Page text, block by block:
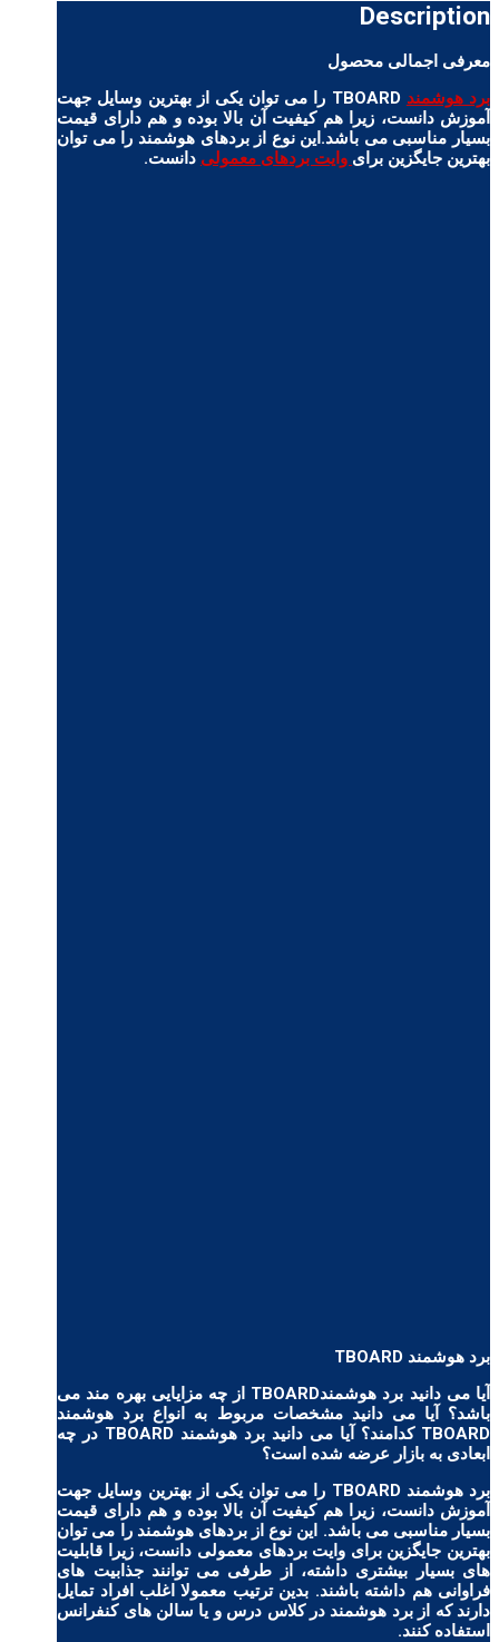
Description
معرفی اجمالی محصول
برد هوشمند
TBOARD را می توان یکی از بهترین وسایل جهت
آموزش دانست، زیرا هم کیفیت آن بالا بوده و هم دارای قیمت
بسیار مناسبی می باشد.این نوع از بردهای هوشمند را می توان
بهترین جایگزین برای وایت بردهای معمولی دانست.
برد هوشمند TBOARD
آیا می دانید برد هوشمندTBOARD از چه مزایایی بهره مند می
باشد؟ آیا می دانید مشخصات مربوط به انواع برد هوشمند
TBOARD کدامند؟ آیا می دانید برد هوشمند TBOARD در چه
ابعادی به بازار عرضه شده است؟
برد هوشمند TBOARD را می توان یکی از بهترین وسایل جهت
آموزش دانست، زیرا هم کیفیت آن بالا بوده و هم دارای قیمت
بسیار مناسبی می باشد. این نوع از بردهای هوشمند را می توان
بهترین جایگزین برای وایت بردهای معمولی دانست، زیرا قابلیت
های بسیار بیشتری داشته، از طرفی می توانند جذابیت های
فراوانی هم داشته باشند. بدین ترتیب معمولا اغلب افراد تمایل
دارند که از برد هوشمند در کلاس درس و یا سالن های کنفرانس
استفاده کنند.